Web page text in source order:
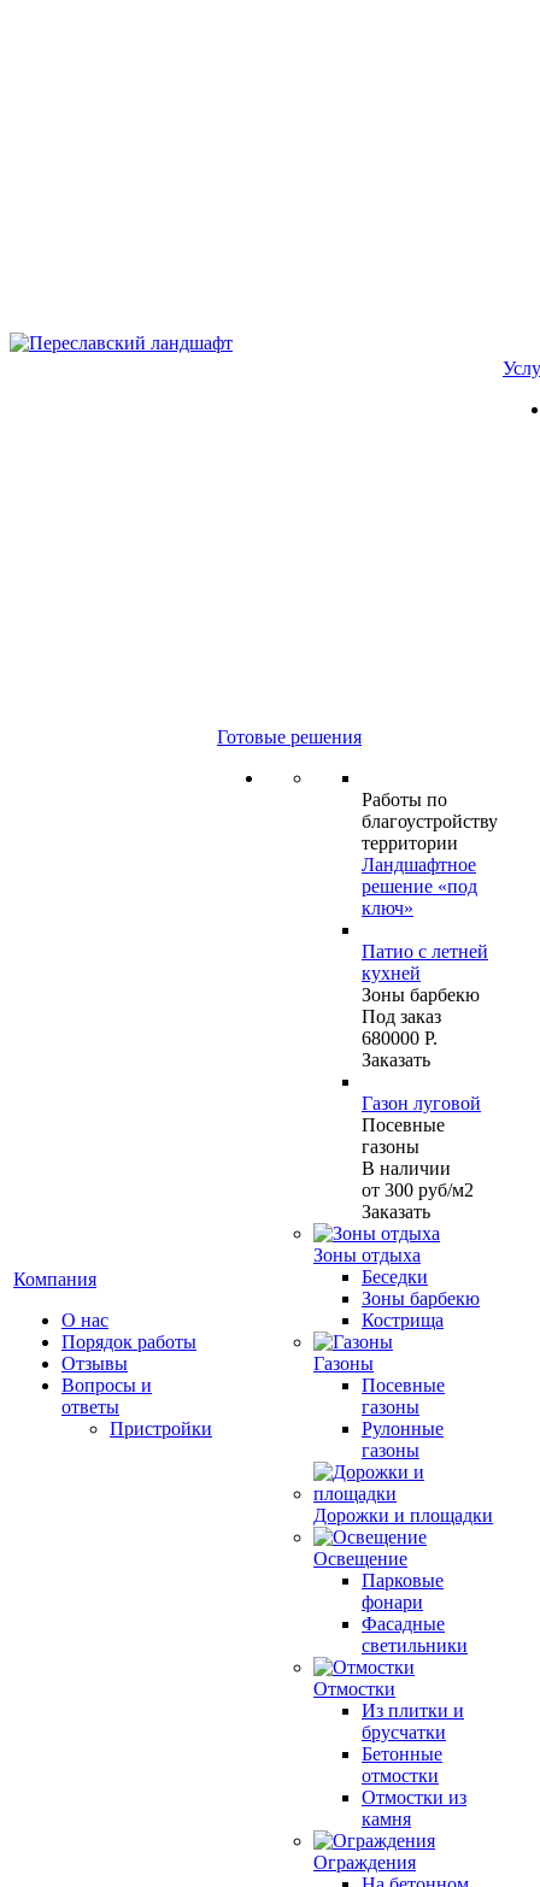
Компания
О нас
Порядок работы
Отзывы
Вопросы и
ответы
Пристройки
Готовые решения
Работы по
благоустройству
территории
Ландшафтное
решение «под
ключ»
Патио с летней
кухней
Зоны барбекю
Под заказ
680000 Р.
Заказать
Газон луговой
Посевные
газоны
В наличии
от 300 руб/м2
Заказать
Зоны отдыха
Беседки
Зоны барбекю
Кострища
Газоны
Посевные
газоны
Рулонные
газоны
Дорожки и площадки
Освещение
Парковые
фонари
Фасадные
светильники
Отмостки
Из плитки и
брусчатки
Бетонные
отмостки
Отмостки из
камня
Ограждения